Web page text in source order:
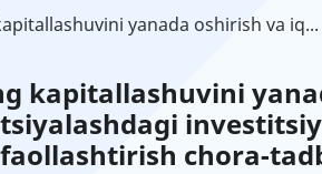
yanada oshirish va iq...
kapitallashuvini
chora-